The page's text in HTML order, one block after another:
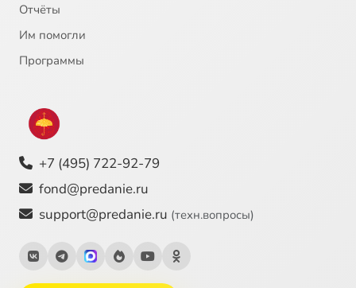
Отчёты
Им помогли
Программы
+7 (495) 722-92-79
fond@predanie.ru
support@predanie.ru (техн.вопросы)